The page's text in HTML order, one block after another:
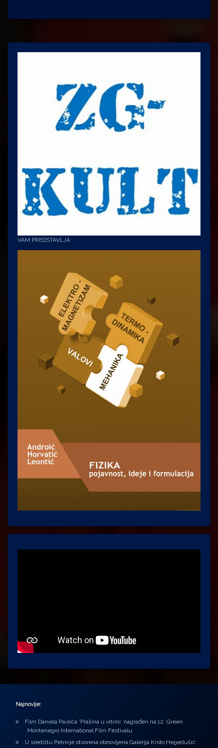
VAM PREDSTAVLJA :
Najnovije:
Film Daniela Pavlića ‘Prašina u vitrini’ nagrađen na 12. Green
Montenegro International Film Festivalu
U središtu Petrinje otvorena obnovljena Galerija Krsto Hegedušić: